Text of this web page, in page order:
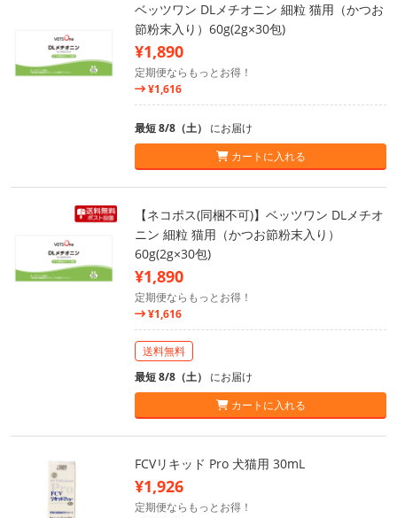
ベッツワン DLメチオニン 細粒 猫用（かつお
節粉末入り）60g(2g×30包)
¥1,890
定期便ならもっとお得！
¥1,616
最短 8/8（土） にお届け
カートに入れる
【ネコポス(同梱不可)】ベッツワン DLメチオ
ニン 細粒 猫用（かつお節粉末入り）
60g(2g×30包)
¥1,890
定期便ならもっとお得！
¥1,616
送料無料
最短 8/8（土） にお届け
カートに入れる
FCVリキッド Pro 犬猫用 30mL
¥1,926
定期便ならもっとお得！